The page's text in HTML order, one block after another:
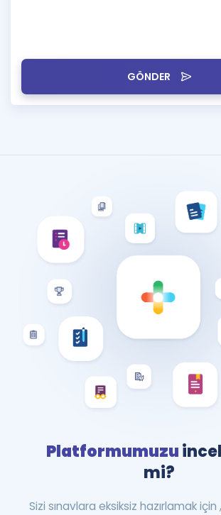
GÖNDER
Platformumuzu
mi?
Sizi sınavlara eksiksiz hazırlamak